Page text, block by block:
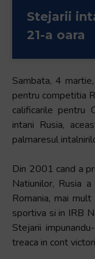
Pentru
cititorul
Accessibility,
apăsați
„Ctrl
Această
comandă
Stejarii
21-a oara
Sambata, 4
pentru competitia
calificarile pentru
intani Rusia,
palmaresul
Din 2001 cand a
Natiunilor, Rusia
Romania, mai
sportiva si in IRB
Stejarii
treaca in cont